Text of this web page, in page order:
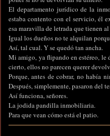
El departamento jurídico de la
estaba contento con el servicio, él
esa maravilla de letrada que tienen
Igual los dueños no te alquilan
Así, tal cual. Y se quedó tan ancha.
Mi amigo, ya flipando en estéreo, le
cierto, ellos no parecen querer
Porque, antes de cobrar, no había
Después, simplemente, pasaron del
Así funciona, señores.
La jodida pandilla inmobiliaria.
Para que vean cómo está el patio.